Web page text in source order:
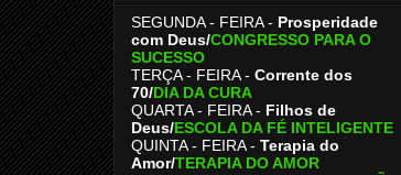
SEGUNDA - FEIRA - Prosperidade
com Deus/CONGRESSO PARA O
SUCESSO
TERÇA - FEIRA - Corrente dos
70/DIA DA CURA
QUARTA - FEIRA - Filhos de
Deus/ESCOLA DA FÉ INTELIGENTE
QUINTA - FEIRA - Terapia do
Amor/TERAPIA DO AMOR